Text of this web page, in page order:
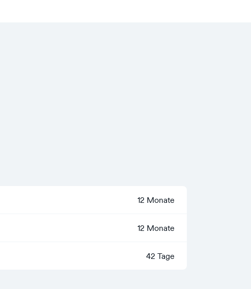
12 Monate
12 Monate
42 Tage